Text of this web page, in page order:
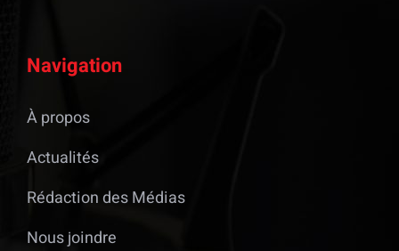
Navigation
À propos
Actualités
Rédaction des Médias
Nous joindre